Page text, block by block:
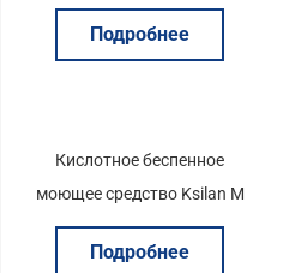
Подробнее
Кислотное беспенное
моющее средство Ksilan M
Подробнее